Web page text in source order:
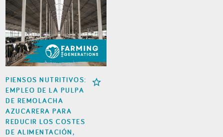
PIENSOS NUTRITIVOS:
EMPLEO DE LA PULPA
DE REMOLACHA
AZUCARERA PARA
REDUCIR LOS COSTES
DE ALIMENTACIÓN,